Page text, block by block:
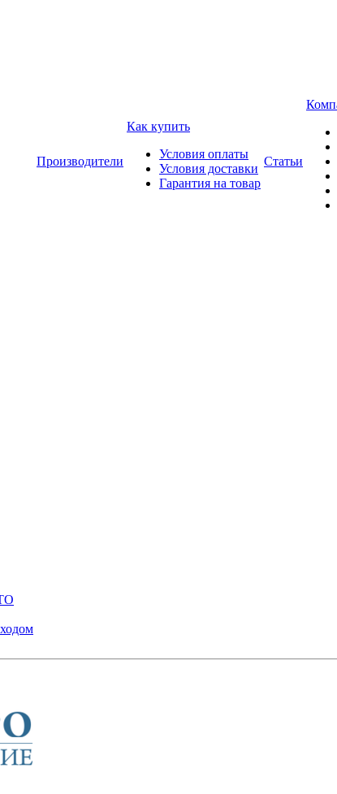
Производители
Как купить
Условия оплаты
Условия доставки
Гарантия на товар
Статьи